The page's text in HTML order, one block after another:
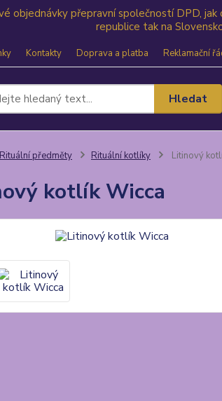
objednávky přepravní společností DPD,
republice tak na
Kontakty Doprava a platba Reklamační
Hledat
Rituální předměty Rituální kotlíky Litinový
kotlík Wicca